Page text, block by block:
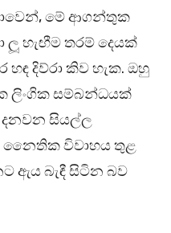
මේ ආගන්තුක
ලූ හැඟීම තරම් දෙයක්
දිව්රා කිව හැක. ඔහු
ලිංගික සම්බන්ධයක්
සියල්ල
නෛතික විවාහය තුළ
ඇය බැඳී සිටින බව